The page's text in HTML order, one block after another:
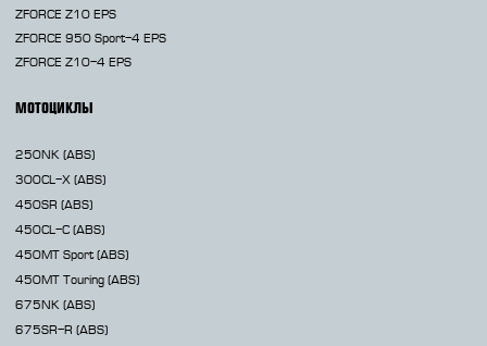
ZFORCE Z10 EPS
ZFORCE 950 Sport-4 EPS
ZFORCE Z10-4 EPS
МОТОЦИКЛЫ
250NK (ABS)
300CL-X (ABS)
450SR (ABS)
450CL-C (ABS)
450MT Sport (ABS)
450MT Touring (ABS)
675NK (ABS)
675SR-R (ABS)